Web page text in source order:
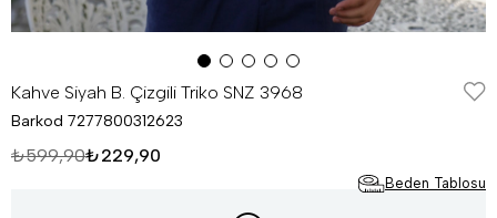
Kahve Siyah B. Çizgili Triko SNZ 3968
Barkod 7277800312623
₺599,90₺229,90
Beden Tablosu